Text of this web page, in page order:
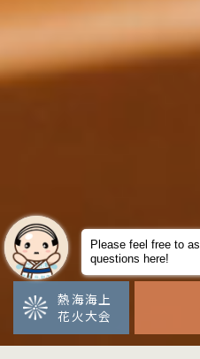
熱海海上
花火大会